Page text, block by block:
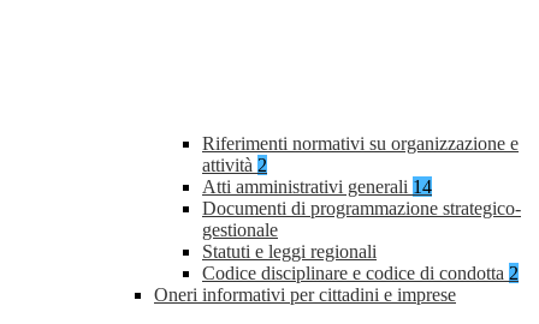
Riferimenti normativi su organizzazione e
attività 2
Atti amministrativi generali 14
Documenti di programmazione strategico-
gestionale
Statuti e leggi regionali
Codice disciplinare e codice di condotta 2
Oneri informativi per cittadini e imprese